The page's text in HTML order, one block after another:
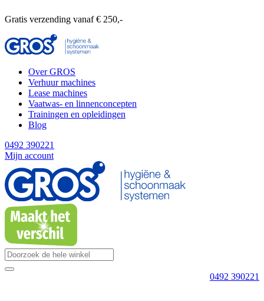
Gratis verzending vanaf € 250,-
Over GROS
Verhuur machines
Lease machines
Vaatwas- en linnenconcepten
Trainingen en opleidingen
Blog
0492 390221
Mijn account
0492 390221